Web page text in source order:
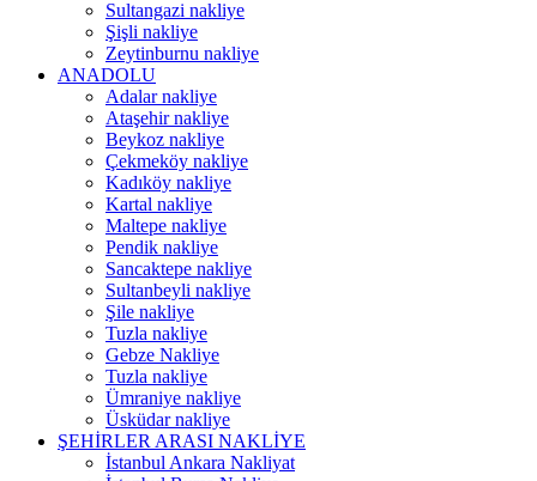
Sultangazi nakliye
Şişli nakliye
Zeytinburnu nakliye
ANADOLU
Adalar nakliye
Ataşehir nakliye
Beykoz nakliye
Çekmeköy nakliye
Kadıköy nakliye
Kartal nakliye
Maltepe nakliye
Pendik nakliye
Sancaktepe nakliye
Sultanbeyli nakliye
Şile nakliye
Tuzla nakliye
Gebze Nakliye
Tuzla nakliye
Ümraniye nakliye
Üsküdar nakliye
ŞEHİRLER ARASI NAKLİYE
İstanbul Ankara Nakliyat